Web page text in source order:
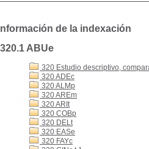
Información de la indexación
320.1 ABUe
320 Estudio descriptivo,
320 ADEc
320 ALMp
320 AREm
320 ARIt
320 COBp
320 DELt
320 EASe
320 FAYc